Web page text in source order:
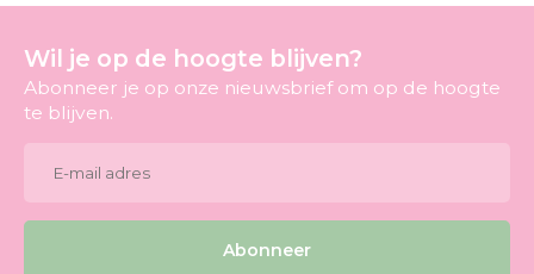
Wil je op de hoogte blijven?
Abonneer je op onze nieuwsbrief om op de hoogte
te blijven.
Abonneer